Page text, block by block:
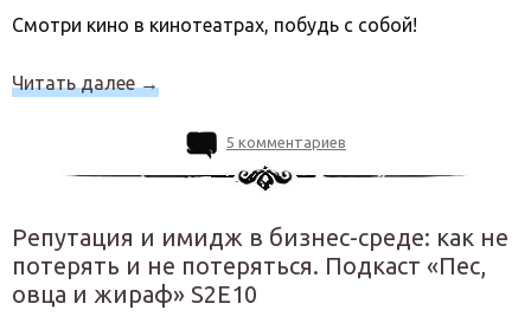
Смотри кино в кинотеатрах, побудь с собой!
Читать далее→
5 комментариев
Репутация и имидж в бизнес-среде: как не
потерять и не потеряться. Подкаст «Пес,
овца и жираф» S2E10